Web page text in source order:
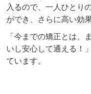
入るので、一人ひとり
ができ、さらに高い効
「今までの矯正とは、
いし安心して通える！
ています。